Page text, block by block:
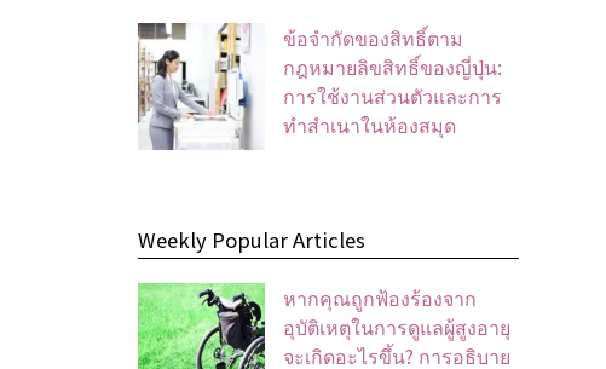
ข้อจํากัดของสิทธิ์ตาม
กฎหมายลิขสิทธิ์ของญี่ปุ่น:
การใช้งานส่วนตัวและการ
ทําสําเนาในห้องสมุด
Weekly Popular Articles
หากคุณถูกฟ้องร้องจาก
อุบัติเหตุในการดูแลผู้สูงอายุ
จะเกิดอะไรขึ้น? การอธิบาย